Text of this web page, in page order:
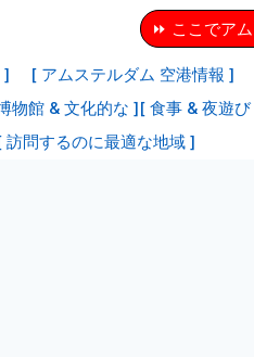
⏩ ここでア
] [ アムステルダム 空港情報 ]
物館 & 文化的な ][ 食事 & 夜遊び
訪問するのに最適な地域 ]